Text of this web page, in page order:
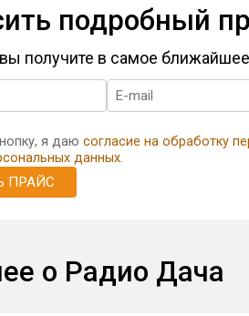
подробный
получите в самое
я даюсогласие на обработку
данных.
ПРАЙС
о Радио Дача